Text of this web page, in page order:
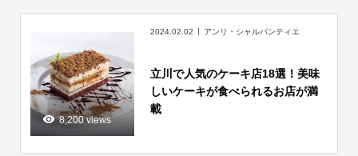
8,200 views
2024.02.02 アンリ・シャルパンティエ
立川で人気のケーキ店18選！美味
しいケーキが食べられるお店が満
載